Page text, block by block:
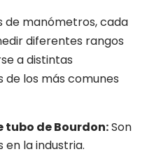
de manómetros, cada
diferentes rangos
a distintas
de los más comunes
tubo de Bourdon:Son
en la industria.